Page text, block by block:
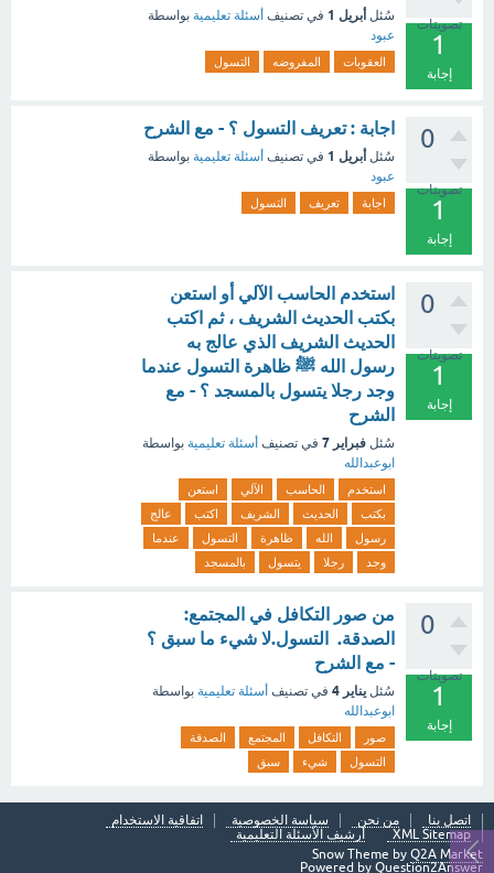
تصويتات
1
إجابة
سُئل أبريل 1 في تصنيف أسئلة تعليمية بواسطة
عبود
العقوبات المفروضه التسول
0
تصويتات
1
إجابة
اجابة : تعريف التسول ؟ - مع الشرح
سُئل أبريل 1 في تصنيف أسئلة تعليمية بواسطة
عبود
اجابة تعريف التسول
0
تصويتات
1
إجابة
استخدم الحاسب الآلي أو استعن
بكتب الحديث الشريف ، ثم اكتب
الحديث الشريف الذي عالج به
رسول الله ﷺ ظاهرة التسول عندما
وجد رجلا يتسول بالمسجد ؟ - مع
الشرح
سُئل فبراير 7 في تصنيف أسئلة تعليمية بواسطة
ابوعبدالله
استخدم الحاسب الآلي
استعن
بكتب
الحديث الشريف اكتب
عالج
رسول
الله ظاهرة التسول
عندما
وجد
رجلا يتسول بالمسجد
0
تصويتات
1
إجابة
من صور التكافل في المجتمع:
الصدقة. التسول.لا شيء ما سبق ؟
- مع الشرح
سُئل يناير 4 في تصنيف أسئلة تعليمية بواسطة
ابوعبدالله
صور التكافل المجتمع
الصدقة
التسول
شيء سبق
اتصل بنا من نحن سياسة الخصوصية
اتفاقية الاستخدام
XML Sitemap
أرشيف الأسئلة التعليمية
Snow Theme by Q2A Market
Powered by Question2Answer